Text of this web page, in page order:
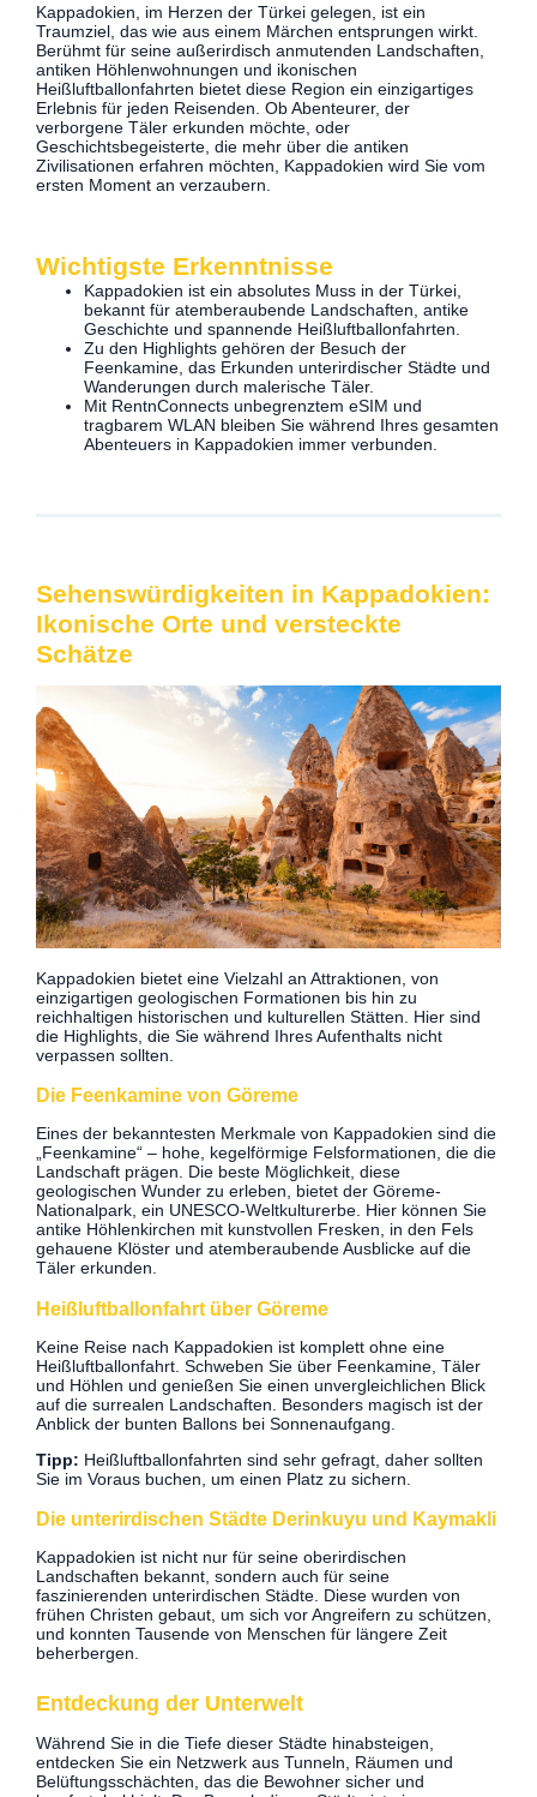
Kappadokien, im Herzen der Türkei gelegen, ist ein
Traumziel, das wie aus einem Märchen entsprungen wirkt.
Berühmt für seine außerirdisch anmutenden Landschaften,
antiken Höhlenwohnungen und ikonischen
Heißluftballonfahrten bietet diese Region ein einzigartiges
Erlebnis für jeden Reisenden. Ob Abenteurer, der
verborgene Täler erkunden möchte, oder
Geschichtsbegeisterte, die mehr über die antiken
Zivilisationen erfahren möchten, Kappadokien wird Sie vom
ersten Moment an verzaubern.
Wichtigste Erkenntnisse
Kappadokien ist ein absolutes Muss in der Türkei,
bekannt für atemberaubende Landschaften, antike
Geschichte und spannende Heißluftballonfahrten.
Zu den Highlights gehören der Besuch der
Feenkamine, das Erkunden unterirdischer Städte und
Wanderungen durch malerische Täler.
Mit RentnConnects unbegrenztem eSIM und
tragbarem WLAN bleiben Sie während Ihres gesamten
Abenteuers in Kappadokien immer verbunden.
Sehenswürdigkeiten in Kappadokien:
Ikonische Orte und versteckte
Schätze
Kappadokien bietet eine Vielzahl an Attraktionen, von
einzigartigen geologischen Formationen bis hin zu
reichhaltigen historischen und kulturellen Stätten. Hier sind
die Highlights, die Sie während Ihres Aufenthalts nicht
verpassen sollten.
Die Feenkamine von Göreme
Eines der bekanntesten Merkmale von Kappadokien sind die
„Feenkamine“ – hohe, kegelförmige Felsformationen, die die
Landschaft prägen. Die beste Möglichkeit, diese
geologischen Wunder zu erleben, bietet der Göreme-
Nationalpark, ein UNESCO-Weltkulturerbe. Hier können Sie
antike Höhlenkirchen mit kunstvollen Fresken, in den Fels
gehauene Klöster und atemberaubende Ausblicke auf die
Täler erkunden.
Heißluftballonfahrt über Göreme
Keine Reise nach Kappadokien ist komplett ohne eine
Heißluftballonfahrt. Schweben Sie über Feenkamine, Täler
und Höhlen und genießen Sie einen unvergleichlichen Blick
auf die surrealen Landschaften. Besonders magisch ist der
Anblick der bunten Ballons bei Sonnenaufgang.
Tipp: Heißluftballonfahrten sind sehr gefragt, daher sollten
Sie im Voraus buchen, um einen Platz zu sichern.
Die unterirdischen Städte Derinkuyu und Kaymakli
Kappadokien ist nicht nur für seine oberirdischen
Landschaften bekannt, sondern auch für seine
faszinierenden unterirdischen Städte. Diese wurden von
frühen Christen gebaut, um sich vor Angreifern zu schützen,
und konnten Tausende von Menschen für längere Zeit
beherbergen.
Entdeckung der Unterwelt
Während Sie in die Tiefe dieser Städte hinabsteigen,
entdecken Sie ein Netzwerk aus Tunneln, Räumen und
Belüftungsschächten, das die Bewohner sicher und